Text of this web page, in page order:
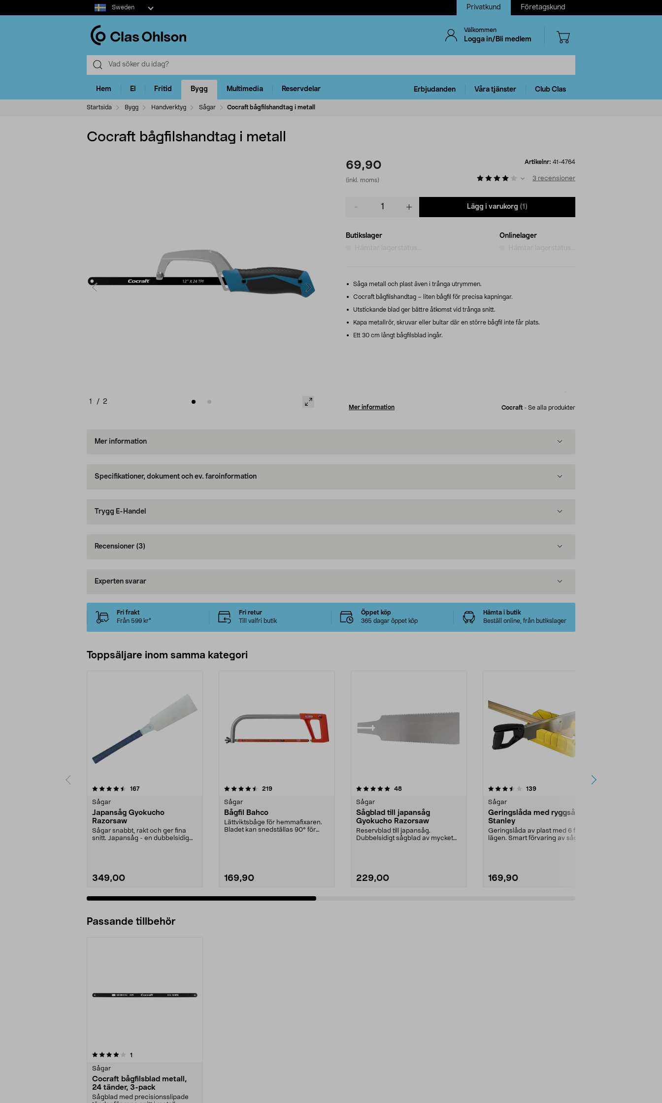
Select
market
Sweden Privatkund Företagskund
Välkommen
Logga in/Bli medlem
Hem El Fritid Bygg Multimedia Reservdelar Erbjudanden Våra tjänster Club Clas
Startsida Bygg Handverktyg Sågar Cocraft bågfilshandtag i metall
Cocraft bågfilshandtag i metall
1 / 2
69,90
(inkl. moms)
Artikelnr: 41-4764
3 recensioner
Lägg i varukorg (1)
Butikslager
Onlinelager
Såga metall och plast även i trånga utrymmen.
Cocraft bågfilshandtag – liten bågfil för precisa kapningar.
Utstickande blad ger bättre åtkomst vid trånga snitt.
Kapa metallrör, skruvar eller bultar där en större bågfil inte får plats.
Ett 30 cm långt bågfilsblad ingår.
Mer information Cocraft - Se alla produkter
Mer information
Specifikationer, dokument och ev. faroinformation
Trygg E-Handel
Recensioner (3)
Experten svarar
Fri frakt
Från 599 kr*
Fri retur
Till valfri butik
Öppet köp
365 dagar öppet köp
Hämta i butik
Beställ online, från butikslager
Toppsäljare inom samma kategori
167recensioner
Sågar
Japansåg Gyokucho
Razorsaw
Sågar snabbt, rakt och ger fina
snitt. Japansåg - en dubbelsidig
349,00
4.5 av 5 stjärnor 219recensioner
Sågar
Bågfil Bahco
Lättviktsbåge för hemmafixaren.
Bladet kan snedställas 90° för
169,90
5.0 av 5 stjärnor 48recensioner
Sågar
Sågblad till japansåg
Gyokucho Razorsaw
Reservblad till japansåg.
Dubbelsidigt sågblad av mycket
229,00
3.5 av 5 stjärnor 139recensioner
Sågar
Geringslåda med ryggsåg
Stanley
Geringslåda av plast med 6 fasta
lägen. Smart förvaring av sågen i
169,90
4.0 av 5 stjärnor
Passande tillbehör
1
Sågar
Cocraft bågfilsblad metall,
24 tänder, 3-pack
Sågblad med precisionsslipade